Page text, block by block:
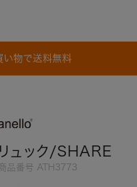
物で送料無料
リュック/SHARE
品番号 ATH3773